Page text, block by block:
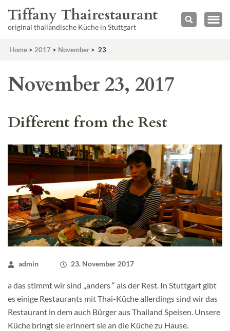
Tiffany Thairestaurant
original thailändische Küche in Stuttgart
Home > 2017 > November > 23
November 23, 2017
Different from the Rest
admin 23. November 2017
a das stimmt wir sind „anders “ als der Rest. In Stuttgart gibt
es einige Restaurants mit Thai-Küche allerdings sind wir das
Restaurant in dem auch Bürger aus Thailand Speisen. Unsere
Küche bringt sie erinnert sie an die Küche zu Hause.